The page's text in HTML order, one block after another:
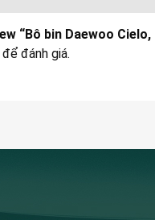
“Bô bin Daewoo Cielo,
để đánh giá.